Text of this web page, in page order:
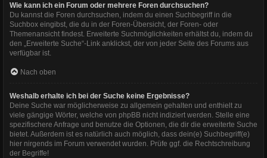
Wie kann ich ein Forum oder mehrere Foren durchsuchen?
Du kannst die Foren durchsuchen, indem du einen Suchbegriff in die
Suchbox eingibst, die du in der Foren-Übersicht, der Foren- oder
Themenansicht findest. Erweiterte Suchmöglichkeiten erhältst du, indem du
den „Erweiterte Suche“-Link anklickst, der von jeder Seite des Forums aus
verfügbar ist.
Nach oben
Weshalb erhalte ich bei der Suche keine Ergebnisse?
Deine Suche war möglicherweise zu allgemein gehalten und enthielt zu
viele gängige Wörter, welche von phpBB nicht indiziert werden. Stelle eine
spezifischere Anfrage und benutze die Optionen, die dir die erweiterte Suche
bietet. Außerdem ist es natürlich auch möglich, dass dein(e) Suchbegriff(e)
hier nirgends im Forum verwendet wurden. Prüfe ggf. die Rechtschreibung
der Begriffe!